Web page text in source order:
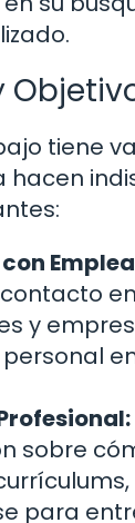
tiene
hacen
y
sobre
para